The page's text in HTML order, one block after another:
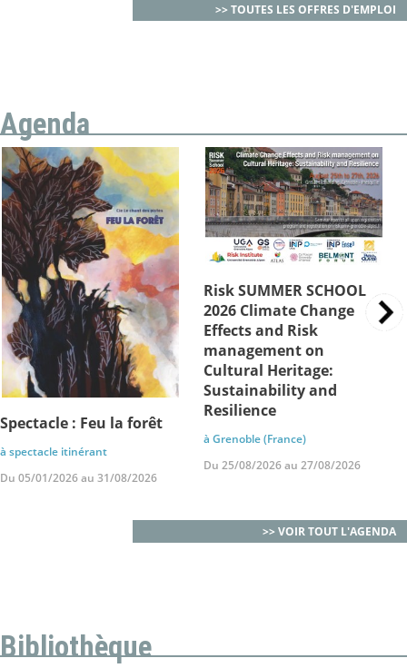
>> TOUTES LES OFFRES D'EMPLOI
Agenda
Spectacle : Feu la forêt
à spectacle itinérant
Du 05/01/2026 au 31/08/2026
Risk SUMMER SCHOOL
2026 Climate Change
Effects and Risk
management on
Cultural Heritage:
Sustainability and
Resilience
à Grenoble (France)
Du 25/08/2026 au 27/08/2026
>> VOIR TOUT L'AGENDA
Bibliothèque